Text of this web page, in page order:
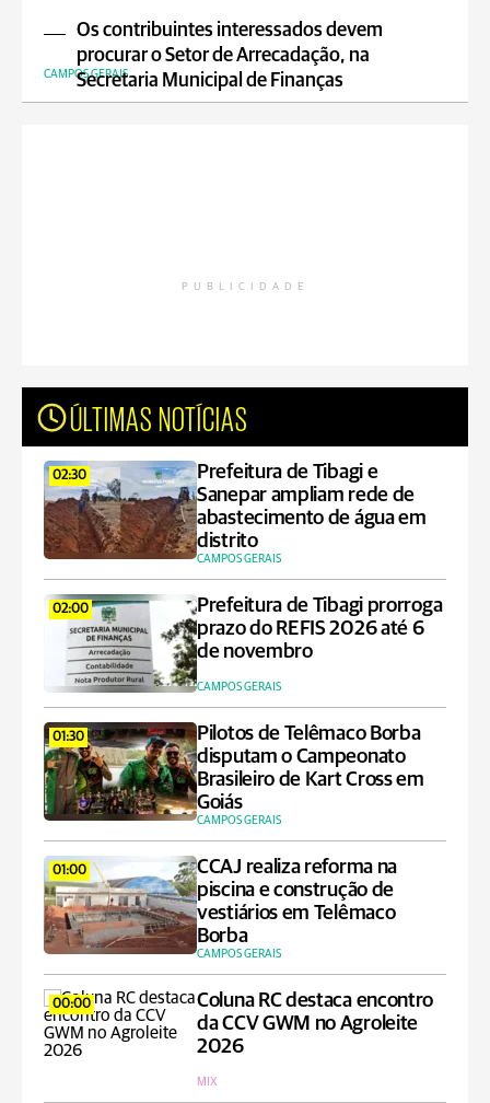
Os contribuintes interessados devem
procurar o Setor de Arrecadação, na
Secretaria Municipal de Finanças
CAMPOS GERAIS
PUBLICIDADE
ÚLTIMAS NOTÍCIAS
02:30
Prefeitura de Tibagi e
Sanepar ampliam rede de
abastecimento de água em
distrito
CAMPOS GERAIS
02:00
Prefeitura de Tibagi prorroga
prazo do REFIS 2026 até 6
de novembro
CAMPOS GERAIS
01:30
Pilotos de Telêmaco Borba
disputam o Campeonato
Brasileiro de Kart Cross em
Goiás
CAMPOS GERAIS
01:00
CCAJ realiza reforma na
piscina e construção de
vestiários em Telêmaco
Borba
CAMPOS GERAIS
00:00
Coluna RC destaca encontro
da CCV GWM no Agroleite
2026
MIX